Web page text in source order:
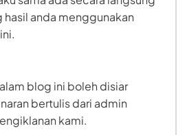
anda menggunakan
blog ini boleh disiar
bertulis dari admin
kami.